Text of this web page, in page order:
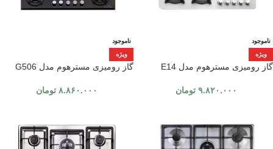
ناموجود
ویژه
گاز رومیزی مسترهوم مدل E14
۹.۸۲۰.۰۰۰ تومان
ناموجود
ویژه
گاز رومیزی مسترهوم مدل G506
۸.۸۶۰.۰۰۰ تومان